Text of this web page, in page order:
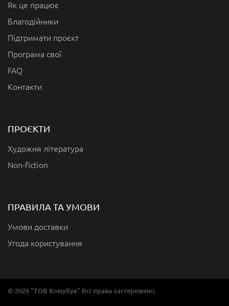
Як це працює
Благодійники
Підтримати проєкт
Програма свої
FAQ
Контакти
ПРОЄКТИ
Художня література
Non-fiction
ПРАВИЛА ТА УМОВИ
Умови доставки
Угода користування
© 2026 “ТОВ Комубук” Всі права застережено.